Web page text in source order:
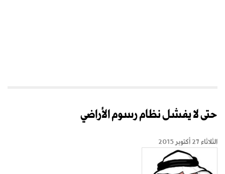
حتى لا يفشل نظام رسوم الأراضي
الثلاثاء 27 أكتوبر 2015